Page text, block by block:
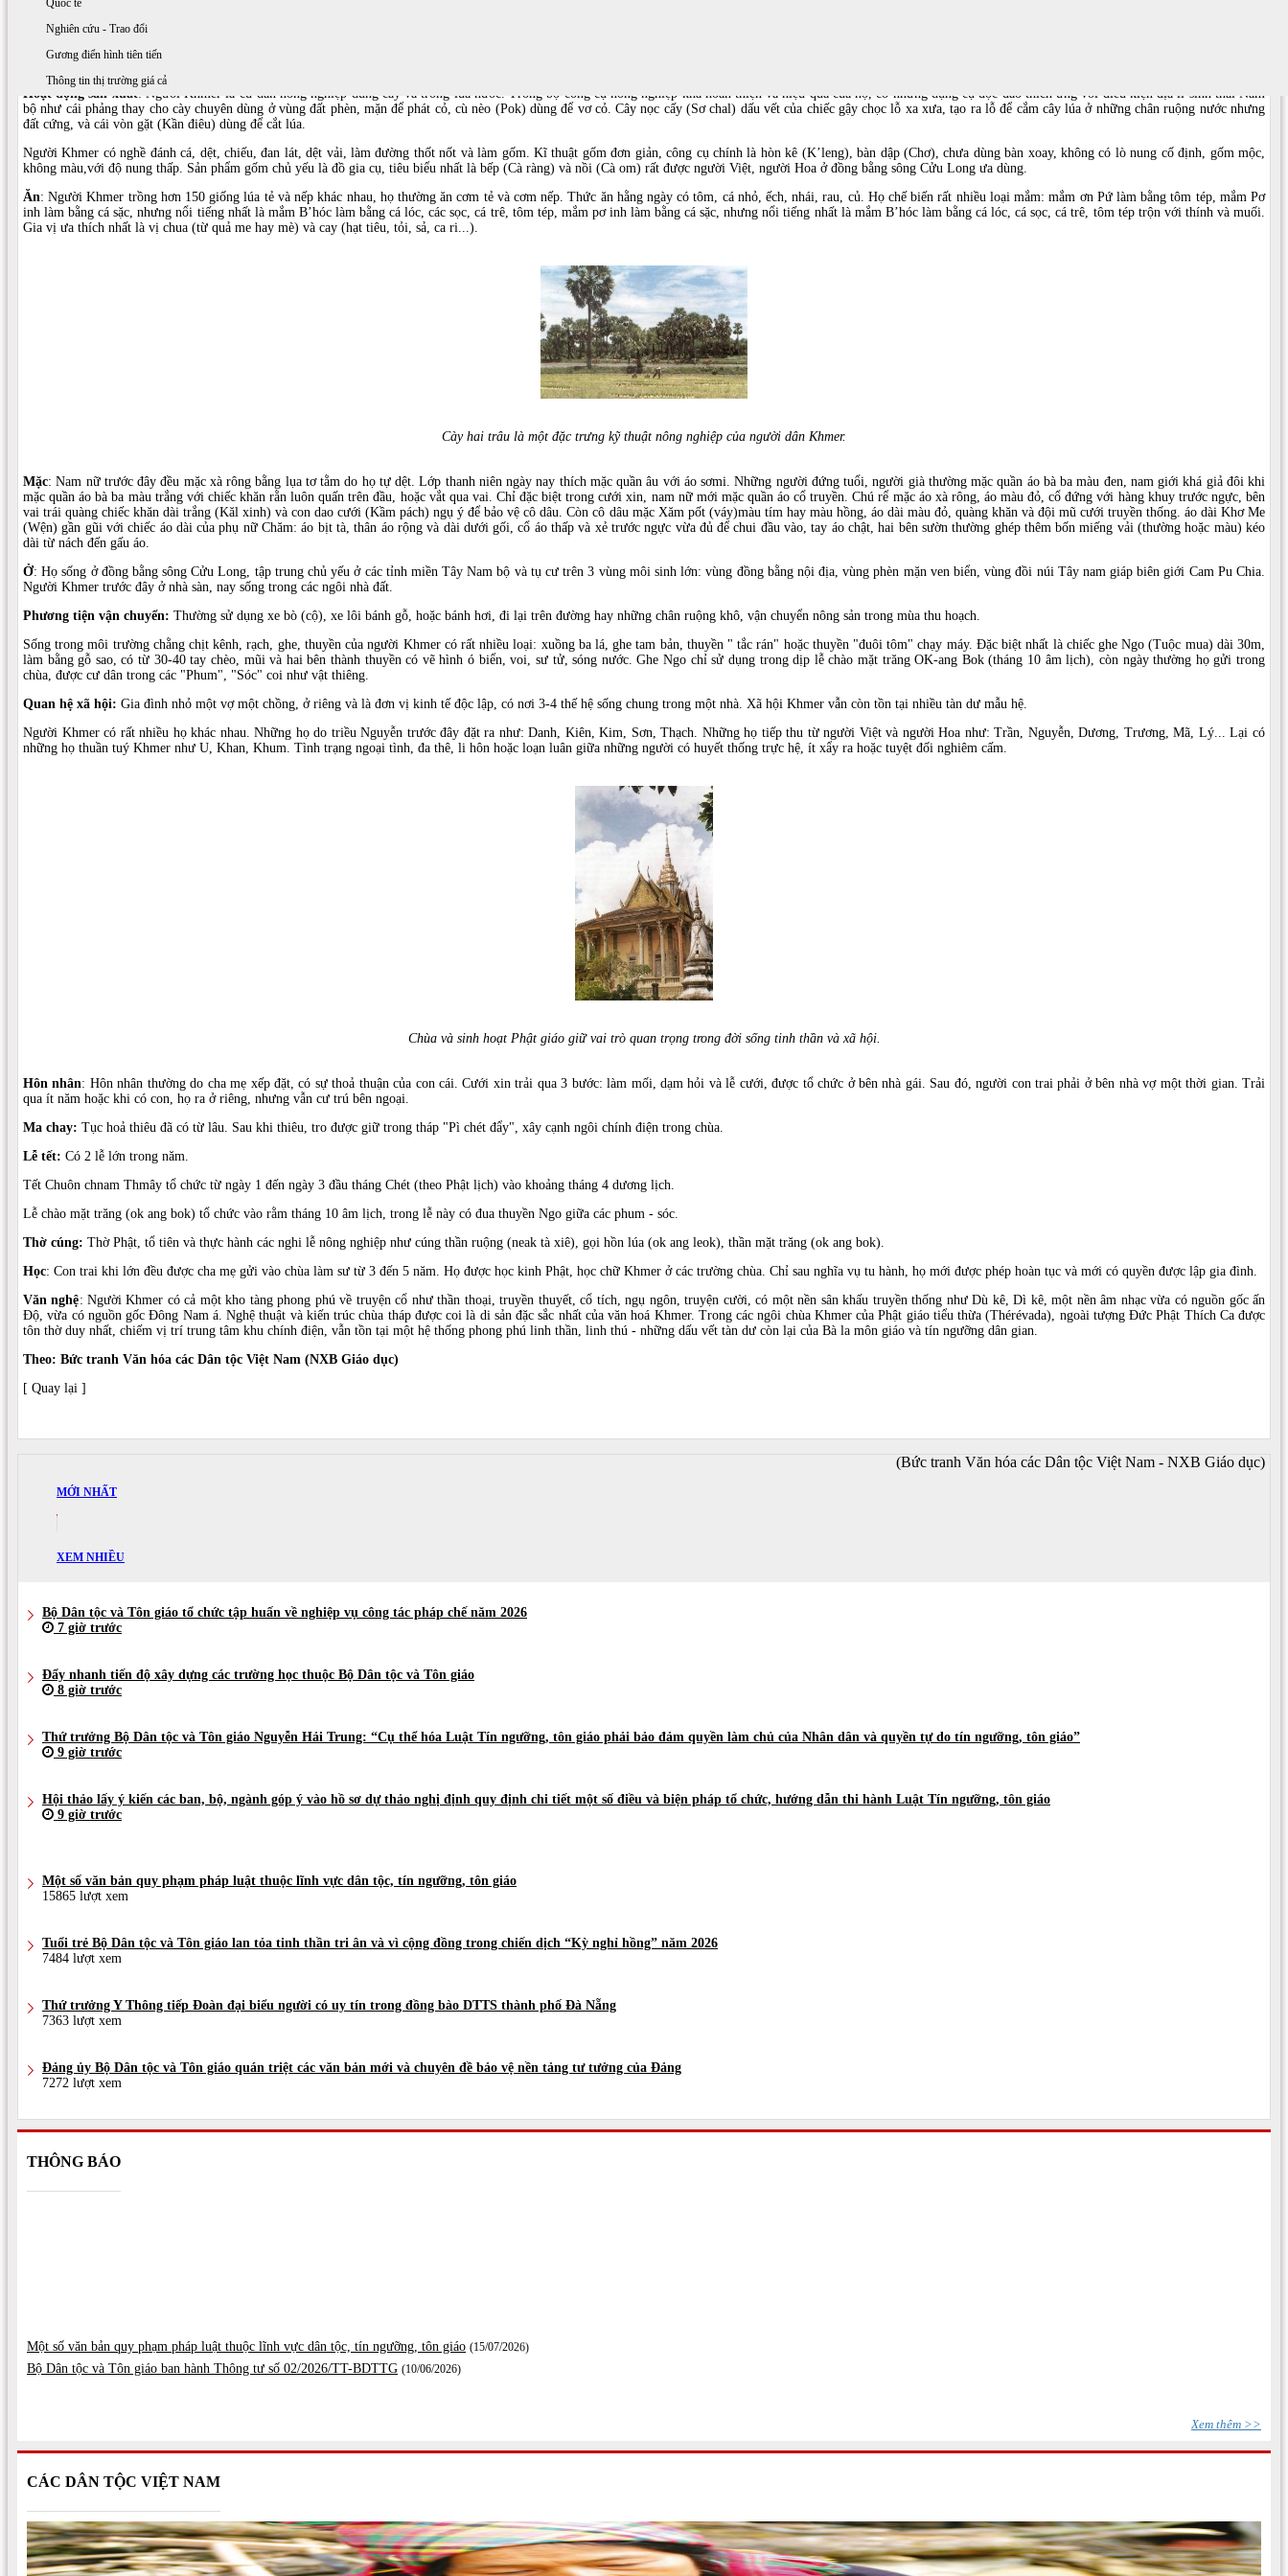
Nghiên cứu - Trao đổi
Gương điển hình tiên tiến
Thông tin thị trường giá cả
Hoạt động sản xuất
: Người Khmer là cư dân nông nghiệp dùng cày và trồng lúa nước. Trong bộ công cụ nông nghiệp khá hoàn thiện và hiệu quả của họ, có những dụng cụ độc đáo thích ứng với điều kiện địa lí sinh thái Nam
bộ như cái phảng thay cho cày chuyên dùng ở vùng đất phèn, mặn để phát cỏ, cù nèo (Pok) dùng để vơ cỏ. Cây nọc cấy (Sơ chal) dấu vết của chiếc gậy chọc lỗ xa xưa, tạo ra lỗ để cắm cây lúa ở những chân ruộng nước nhưng
đất cứng, và cái vòn gặt (Kần điêu) dùng để cắt lúa.
Người Khmer có nghề đánh cá, dệt, chiếu, đan lát, dệt vải, làm đường thốt nốt và làm gốm. Kĩ thuật gốm đơn giản, công cụ chính là hòn kê (K’leng), bàn dập (Chơ), chưa dùng bàn xoay, không có lò nung cố định, gốm mộc,
không màu,với độ nung thấp. Sản phẩm gốm chủ yếu là đồ gia cụ, tiêu biểu nhất là bếp (Cà ràng) và nồi (Cà om) rất được người Việt, người Hoa ở đồng bằng sông Cửu Long ưa dùng.
Ăn: Người Khmer trồng hơn 150 giống lúa tẻ và nếp khác nhau, họ thường ăn cơm tẻ và cơm nếp. Thức ăn hằng ngày có tôm, cá nhỏ, ếch, nhái, rau, củ. Họ chế biến rất nhiều loại mắm: mắm ơn Pứ làm bằng tôm tép, mắm Pơ
inh làm bằng cá sặc, nhưng nổi tiếng nhất là mắm B’hóc làm bằng cá lóc, các sọc, cá trê, tôm tép, mắm pơ inh làm bằng cá sặc, nhưng nổi tiếng nhất là mắm B’hóc làm bằng cá lóc, cá sọc, cá trê, tôm tép trộn với thính và muối.
Gia vị ưa thích nhất là vị chua (từ quả me hay mè) và cay (hạt tiêu, tỏi, sả, ca ri...).
Cày hai trâu là một đặc trưng kỹ thuật nông nghiệp của người dân Khmer.
Mặc: Nam nữ trước đây đều mặc xà rông bằng lụa tơ tằm do họ tự dệt. Lớp thanh niên ngày nay thích mặc quần âu với áo sơmi. Những người đứng tuổi, người già thường mặc quần áo bà ba màu đen, nam giới khá giả đôi khi
mặc quần áo bà ba màu trắng với chiếc khăn rằn luôn quấn trên đầu, hoặc vắt qua vai. Chỉ đặc biệt trong cưới xin, nam nữ mới mặc quần áo cổ truyền. Chú rể mặc áo xà rông, áo màu đỏ, cổ đứng với hàng khuy trước ngực, bên
vai trái quàng chiếc khăn dài trắng (Kăl xinh) và con dao cưới (Kầm pách) ngụ ý để bảo vệ cô dâu. Còn cô dâu mặc Xăm pốt (váy)màu tím hay màu hồng, áo dài màu đỏ, quàng khăn và đội mũ cưới truyền thống. áo dài Khơ Me
(Wện) gần gũi với chiếc áo dài của phụ nữ Chăm: áo bịt tà, thân áo rộng và dài dưới gối, cổ áo thấp và xẻ trước ngực vừa đủ để chui đầu vào, tay áo chật, hai bên sườn thường ghép thêm bốn miếng vải (thường hoặc màu) kéo
dài từ nách đến gấu áo.
Ở: Họ sống ở đồng bằng sông Cửu Long, tập trung chủ yếu ở các tỉnh miền Tây Nam bộ và tụ cư trên 3 vùng môi sinh lớn: vùng đồng bằng nội địa, vùng phèn mặn ven biển, vùng đồi núi Tây nam giáp biên giới Cam Pu Chia.
Người Khmer trước đây ở nhà sàn, nay sống trong các ngôi nhà đất.
Phương tiện vận chuyển: Thường sử dụng xe bò (cộ), xe lôi bánh gỗ, hoặc bánh hơi, đi lại trên đường hay những chân ruộng khô, vận chuyển nông sản trong mùa thu hoạch.
Sống trong môi trường chằng chịt kênh, rạch, ghe, thuyền của người Khmer có rất nhiều loại: xuồng ba lá, ghe tam bản, thuyền " tắc rán" hoặc thuyền "đuôi tôm" chạy máy. Ðặc biệt nhất là chiếc ghe Ngo (Tuộc mua) dài 30m,
làm bằng gỗ sao, có từ 30-40 tay chèo, mũi và hai bên thành thuyền có vẽ hình ó biển, voi, sư tử, sóng nước. Ghe Ngo chỉ sử dụng trong dịp lễ chào mặt trăng OK-ang Bok (tháng 10 âm lịch), còn ngày thường họ gửi trong
chùa, được cư dân trong các "Phum", "Sóc" coi như vật thiêng.
Quan hệ xã hội: Gia đình nhỏ một vợ một chồng, ở riêng và là đơn vị kinh tế độc lập, có nơi 3-4 thế hệ sống chung trong một nhà. Xã hội Khmer vẫn còn tồn tại nhiều tàn dư mẫu hệ.
Người Khmer có rất nhiều họ khác nhau. Những họ do triều Nguyễn trước đây đặt ra như: Danh, Kiên, Kim, Sơn, Thạch. Những họ tiếp thu từ người Việt và người Hoa như: Trần, Nguyễn, Dương, Trương, Mã, Lý... Lại có
những họ thuần tuý Khmer như U, Khan, Khum. Tình trạng ngoại tình, đa thê, li hôn hoặc loạn luân giữa những người có huyết thống trực hệ, ít xẩy ra hoặc tuyệt đối nghiêm cấm.
Chùa và sinh hoạt Phật giáo giữ vai trò quan trọng trong đời sống tinh thần và xã hội.
Hôn nhân: Hôn nhân thường do cha mẹ xếp đặt, có sự thoả thuận của con cái. Cưới xin trải qua 3 bước: làm mối, dạm hỏi và lễ cưới, được tổ chức ở bên nhà gái. Sau đó, người con trai phải ở bên nhà vợ một thời gian. Trải
qua ít năm hoặc khi có con, họ ra ở riêng, nhưng vẫn cư trú bên ngoại.
Ma chay: Tục hoả thiêu đã có từ lâu. Sau khi thiêu, tro được giữ trong tháp "Pì chét đẩy", xây cạnh ngôi chính điện trong chùa.
Lễ tết: Có 2 lễ lớn trong năm.
Tết Chuôn chnam Thmây tổ chức từ ngày 1 đến ngày 3 đầu tháng Chét (theo Phật lịch) vào khoảng tháng 4 dương lịch.
Lễ chào mặt trăng (ok ang bok) tổ chức vào rằm tháng 10 âm lịch, trong lễ này có đua thuyền Ngo giữa các phum - sóc.
Thờ cúng: Thờ Phật, tổ tiên và thực hành các nghi lễ nông nghiệp như cúng thần ruộng (neak tà xiê), gọi hồn lúa (ok ang leok), thần mặt trăng (ok ang bok).
Học: Con trai khi lớn đều được cha mẹ gửi vào chùa làm sư từ 3 đến 5 năm. Họ được học kinh Phật, học chữ Khmer ở các trường chùa. Chỉ sau nghĩa vụ tu hành, họ mới được phép hoàn tục và mới có quyền được lập gia đình.
Văn nghệ: Người Khmer có cả một kho tàng phong phú về truyện cổ như thần thoại, truyền thuyết, cổ tích, ngụ ngôn, truyện cười, có một nền sân khấu truyền thống như Dù kê, Dì kê, một nền âm nhạc vừa có nguồn gốc ấn
Ðộ, vừa có nguồn gốc Ðông Nam á. Nghệ thuật và kiến trúc chùa tháp được coi là di sản đặc sắc nhất của văn hoá Khmer. Trong các ngôi chùa Khmer của Phật giáo tiểu thừa (Thérévada), ngoài tượng Ðức Phật Thích Ca được
tôn thờ duy nhất, chiếm vị trí trung tâm khu chính điện, vẫn tồn tại một hệ thống phong phú linh thần, linh thú - những dấu vết tàn dư còn lại của Bà la môn giáo và tín ngưỡng dân gian.
Theo: Bức tranh Văn hóa các Dân tộc Việt Nam (NXB Giáo dục)
[ Quay lại ]
(Bức tranh Văn hóa các Dân tộc Việt Nam - NXB Giáo dục)
MỚI NHẤT
XEM NHIỀU
Bộ Dân tộc và Tôn giáo tổ chức tập huấn về nghiệp vụ công tác pháp chế năm 2026
7 giờ trước
Đẩy nhanh tiến độ xây dựng các trường học thuộc Bộ Dân tộc và Tôn giáo
8 giờ trước
Thứ trưởng Bộ Dân tộc và Tôn giáo Nguyễn Hải Trung: “Cụ thể hóa Luật Tín ngưỡng, tôn giáo phải bảo đảm quyền làm chủ của Nhân dân và quyền tự do tín ngưỡng, tôn giáo”
9 giờ trước
Hội thảo lấy ý kiến các ban, bộ, ngành góp ý vào hồ sơ dự thảo nghị định quy định chi tiết một số điều và biện pháp tổ chức, hướng dẫn thi hành Luật Tín ngưỡng, tôn giáo
9 giờ trước
Một số văn bản quy phạm pháp luật thuộc lĩnh vực dân tộc, tín ngưỡng, tôn giáo
15865 lượt xem
Tuổi trẻ Bộ Dân tộc và Tôn giáo lan tỏa tinh thần tri ân và vì cộng đồng trong chiến dịch “Kỳ nghỉ hồng” năm 2026
7484 lượt xem
Thứ trưởng Y Thông tiếp Đoàn đại biểu người có uy tín trong đồng bào DTTS thành phố Đà Nẵng
7363 lượt xem
Đảng ủy Bộ Dân tộc và Tôn giáo quán triệt các văn bản mới và chuyên đề bảo vệ nền tảng tư tưởng của Đảng
7272 lượt xem
THÔNG BÁO
Bộ Dân tộc và Tôn giáo ban hành Thông tư số 02/2026/TT-BDTTG (10/06/2026)
Xem thêm >>
CÁC DÂN TỘC VIỆT NAM